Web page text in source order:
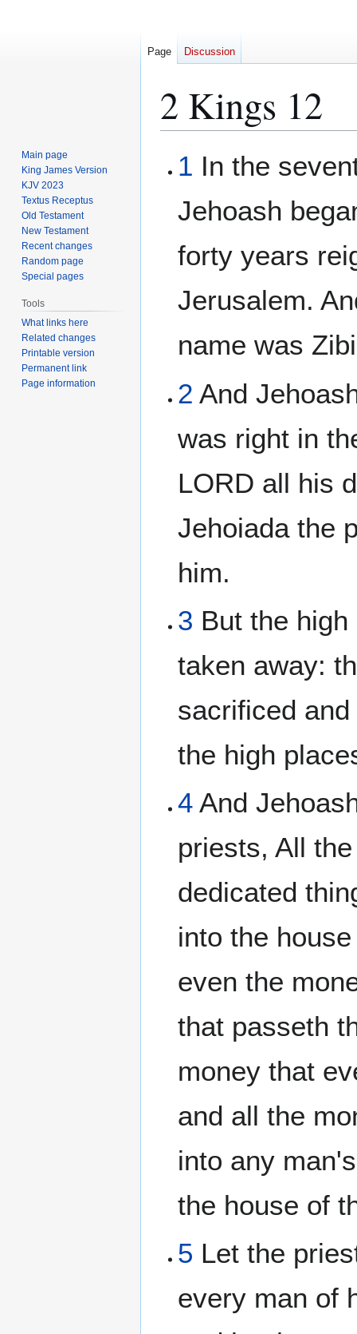
2 Kings 12
toto
1 In the
Jehoash
forty years
Jerusalem.
name was
2 And
was right in
LORD all his
Jehoiada the
him.
3 But the
taken away:
sacrificed
the high
4 And
priests, All
dedicated
into the
even the
that passeth
money that
and all the
into any
the house of
5 Let the
every man of
Page Discussion
Main page
King James Version
KJV 2023
Textus Receptus
Old Testament
New Testament
Recent changes
Random page
Special pages
Tools
What links here
Related changes
Printable version
Permanent link
Page information